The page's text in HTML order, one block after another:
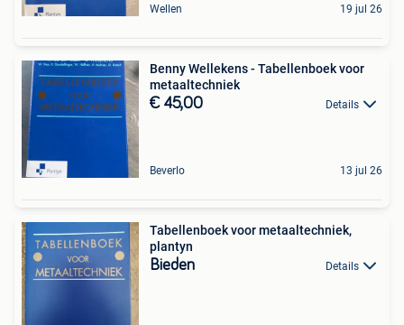
Wellen 19 jul 26
Benny Wellekens - Tabellenboek voor
metaaltechniek
€ 45,00 Details
Beverlo 13 jul 26
Tabellenboek voor metaaltechniek,
plantyn
Bieden Details